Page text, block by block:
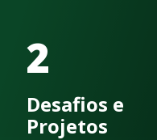
2
Desafios e
Projetos